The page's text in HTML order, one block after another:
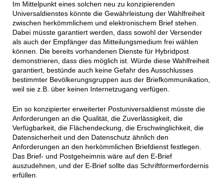
Im Mittelpunkt eines solchen neu zu konzipierenden
Universaldienstes könnte die Gewährleistung der Wahlfreiheit
zwischen herkömmlichem und elektronischem Brief stehen.
Dabei müsste garantiert werden, dass sowohl der Versender
als auch der Empfänger das Mitteilungsmedium frei wählen
können. Die bereits vorhandenen Dienste für Hybridpost
demonstrieren, dass dies möglich ist. Würde diese Wahlfreiheit
garantiert, bestünde auch keine Gefahr des Ausschlusses
bestimmter Bevölkerungsgruppen aus der Briefkommunikation,
weil sie z.B. über keinen Internetzugang verfügen.
Ein so konzipierter erweiterter Postuniversaldienst müsste die
Anforderungen an die Qualität, die Zuverlässigkeit, die
Verfügbarkeit, die Flächendeckung, die Erschwinglichkeit, die
Datensicherheit und den Datenschutz ähnlich den
Anforderungen an den herkömmlichen Briefdienst festlegen.
Das Brief- und Postgeheimnis wäre auf den E-Brief
auszudehnen, und der E-Brief sollte das Schriftformerfordernis
erfüllen.